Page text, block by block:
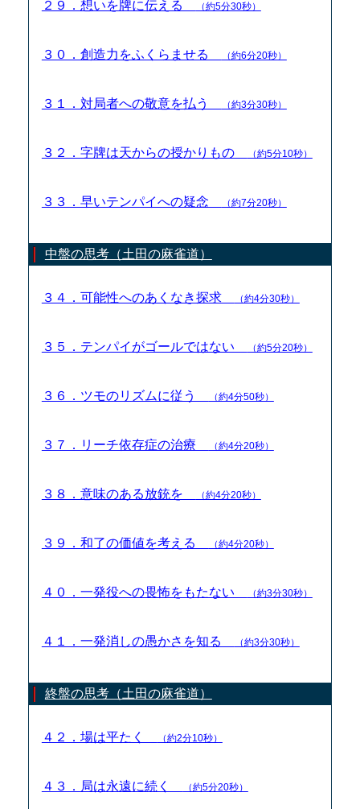
２９．想いを牌に伝える （約5分30秒）
３０．創造力をふくらませる （約6分20秒）
３１．対局者への敬意を払う （約3分30秒）
３２．字牌は天からの授かりもの （約5分10秒）
３３．早いテンパイへの疑念 （約7分20秒）
中盤の思考（土田の麻雀道）
３４．可能性へのあくなき探求 （約4分30秒）
３５．テンパイがゴールではない （約5分20秒）
３６．ツモのリズムに従う （約4分50秒）
３７．リーチ依存症の治療 （約4分20秒）
３８．意味のある放銃を （約4分20秒）
３９．和了の価値を考える （約4分20秒）
４０．一発役への畏怖をもたない （約3分30秒）
４１．一発消しの愚かさを知る （約3分30秒）
終盤の思考（土田の麻雀道）
４２．場は平たく （約2分10秒）
４３．局は永遠に続く （約5分20秒）